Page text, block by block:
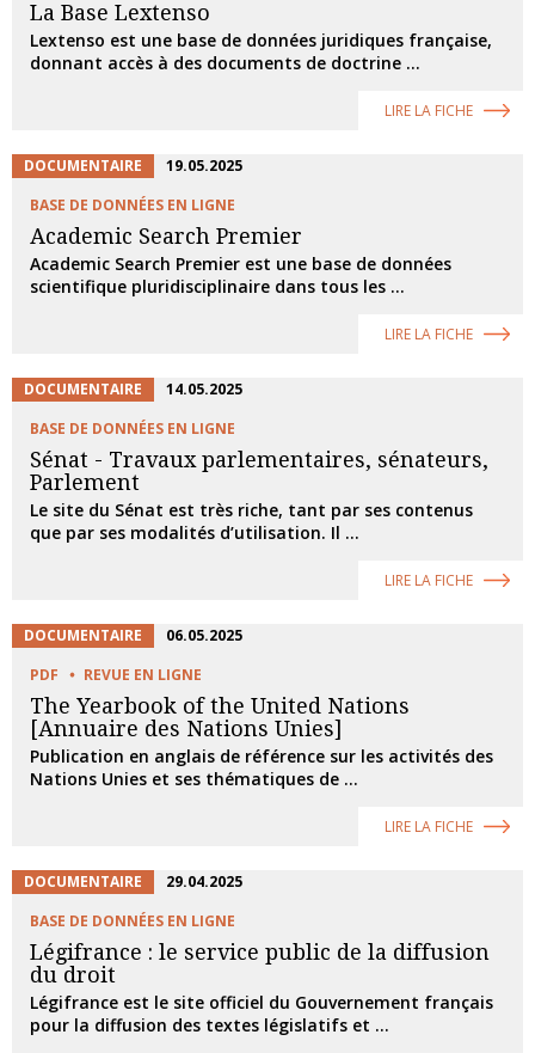
La Base Lextenso
Lextenso est une base de données juridiques française,
donnant accès à des documents de doctrine ...
LIRE LA FICHE
DOCUMENTAIRE
19.05.2025
BASE DE DONNÉES EN LIGNE
Academic Search Premier
Academic Search Premier est une base de données
scientifique pluridisciplinaire dans tous les ...
LIRE LA FICHE
DOCUMENTAIRE
14.05.2025
BASE DE DONNÉES EN LIGNE
Sénat - Travaux parlementaires, sénateurs,
Parlement
Le site du Sénat est très riche, tant par ses contenus
que par ses modalités d’utilisation. Il ...
LIRE LA FICHE
DOCUMENTAIRE
06.05.2025
PDF
REVUE EN LIGNE
The Yearbook of the United Nations
[Annuaire des Nations Unies]
Publication en anglais de référence sur les activités des
Nations Unies et ses thématiques de ...
LIRE LA FICHE
DOCUMENTAIRE
29.04.2025
BASE DE DONNÉES EN LIGNE
Légifrance : le service public de la diffusion
du droit
Légifrance est le site officiel du Gouvernement français
pour la diffusion des textes législatifs et ...